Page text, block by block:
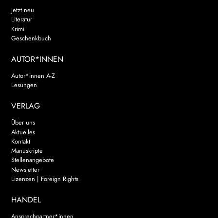
Jetzt neu
Literatur
Krimi
Geschenkbuch
AUTOR*INNEN
Autor*innen A-Z
Lesungen
VERLAG
Über uns
Aktuelles
Kontakt
Manuskripte
Stellenangebote
Newsletter
Lizenzen | Foreign Rights
HANDEL